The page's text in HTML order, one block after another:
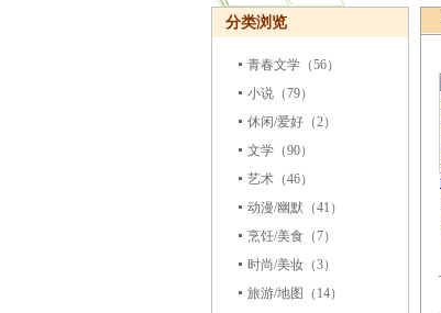
分类浏览
青春文学 （56）
小说 （79）
休闲/爱好 （2）
文学 （90）
艺术 （46）
动漫/幽默 （41）
烹饪/美食 （7）
时尚/美妆 （3）
旅游/地图
（14）